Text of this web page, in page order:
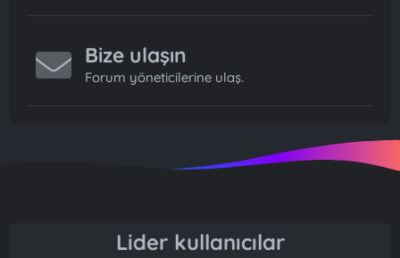
Bize ulaşın
Forum yöneticilerine ulaş.
Lider kullanıcılar